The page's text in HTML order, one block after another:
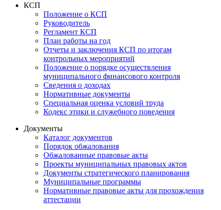
КСП
Положение о КСП
Руководитель
Регламент КСП
План работы на год
Отчеты и заключения КСП по итогам
контрольных мероприятий
Положение о порядке осуществления
муниципального финансового контроля
Сведения о доходах
Нормативные документы
Специальная оценка условий труда
Кодекс этики и служебного поведения
Документы
Каталог документов
Порядок обжалования
Обжалованные правовые акты
Проекты муниципальных правовых актов
Документы стратегического планирования
Муниципальные программы
Нормативные правовые акты для прохождения
аттестации